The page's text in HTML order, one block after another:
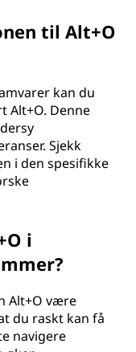
til Alt+O
kan du
Alt+O. Denne
Sjekk
i den spesifikke
i
Alt+O være
du raskt kan få
navigere